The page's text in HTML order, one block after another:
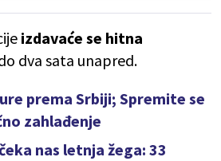
izdavaće se hitna
dva sata unapred.
prema Srbiji; Spremite se
zahlađenje
nas letnja žega: 33